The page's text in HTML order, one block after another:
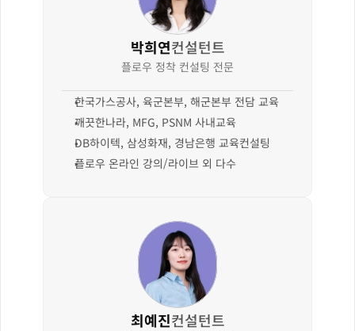
박희연컨설턴트
플로우 정착 컨설팅 전문
한국가스공사, 육군본부, 해군본부 전담 교육
깨끗한나라, MFG, PSNM 사내교육
DB하이텍, 삼성화재, 경남은행 교육컨설팅
플로우 온라인 강의/라이브 외 다수
최예진컨설턴트